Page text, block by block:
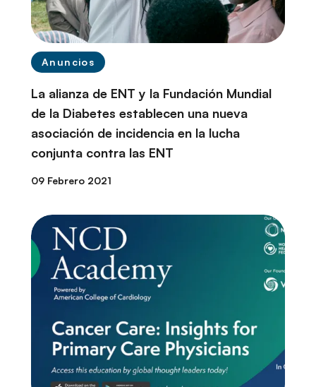
Anuncios
La alianza de ENT y la Fundación Mundial
de la Diabetes establecen una nueva
asociación de incidencia en la lucha
conjunta contra las ENT
09 Febrero 2021